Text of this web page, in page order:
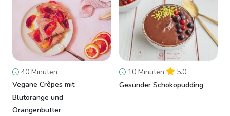
40 Minuten
Vegane Crêpes mit
Blutorange und
Orangenbutter
10 Minuten
5.0
Gesunder Schokopudding